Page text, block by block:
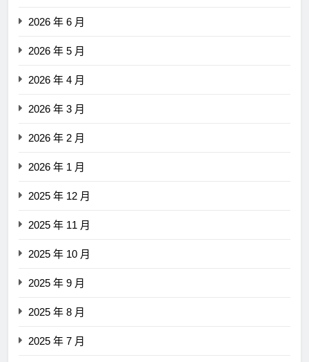
2026 年 6 月
2026 年 5 月
2026 年 4 月
2026 年 3 月
2026 年 2 月
2026 年 1 月
2025 年 12 月
2025 年 11 月
2025 年 10 月
2025 年 9 月
2025 年 8 月
2025 年 7 月